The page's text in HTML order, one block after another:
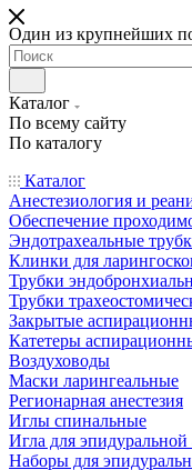
Один из крупнейших
Каталог
По всему сайту
По каталогу
Каталог
Анестезиология и
Обеспечение
Эндотрахеальные
Клинки для
Трубки
Трубки
Закрытые
Катетеры
Воздуховоды
Маски ларингеальные
Регионарная анестезия
Иглы спинальные
Игла для
Наборы для